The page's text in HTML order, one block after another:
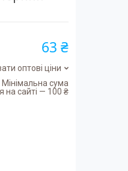
63 ₴
оптові ціни
Мінімальна сума
на сайті — 100 ₴